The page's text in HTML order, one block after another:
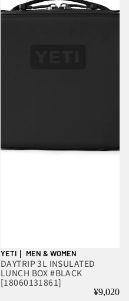
YETI｜ MEN & WOMEN
DAYTRIP 3L INSULATED
LUNCH BOX #BLACK
[18060131861]
¥9,020